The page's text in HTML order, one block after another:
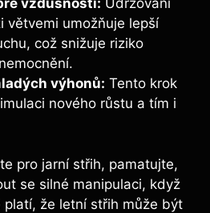
vzdušnosti: Udržování
větvemi umožňuje lepší
což snižuje riziko
výhonů: Tento krok
nového růstu a tím i
pro jarní střih, pamatujte,
se silné manipulaci, když
platí, že letní střih může být